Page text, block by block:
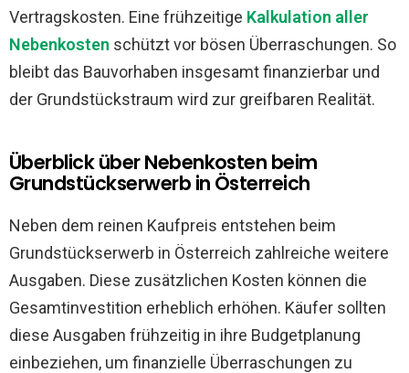
Vertragskosten. Eine frühzeitige Kalkulation aller
Nebenkosten schützt vor bösen Überraschungen. So
bleibt das Bauvorhaben insgesamt finanzierbar und
der Grundstückstraum wird zur greifbaren Realität.
Überblick über Nebenkosten beim
Grundstückserwerb in Österreich
Neben dem reinen Kaufpreis entstehen beim
Grundstückserwerb in Österreich zahlreiche weitere
Ausgaben. Diese zusätzlichen Kosten können die
Gesamtinvestition erheblich erhöhen. Käufer sollten
diese Ausgaben frühzeitig in ihre Budgetplanung
einbeziehen, um finanzielle Überraschungen zu